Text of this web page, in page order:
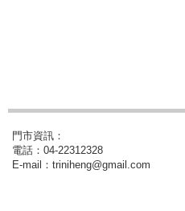
門市資訊：
電話：04-22312328
E-mail：triniheng@gmail.com